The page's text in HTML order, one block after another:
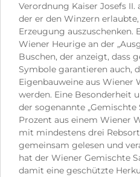
Verordnung Kaiser Josefs II.
der er den Winzern
Erzeugung auszuschenken.
Wiener Heurige an der
Buschen, der anzeigt, dass
Symbole garantieren auch,
Eigenbauweine aus Wiener
werden. Eine Besonderheit
der sogenannte „Gemischte
Prozent aus einem Wiener
mit mindestens drei
gemeinsam gelesen und
hat der Wiener Gemischte
damit eine geschützte